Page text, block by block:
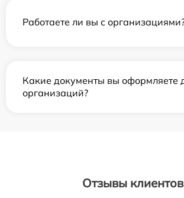
Работаете ли вы с
Какие документы вы оформляете
организаций?
Отзывы клиентов